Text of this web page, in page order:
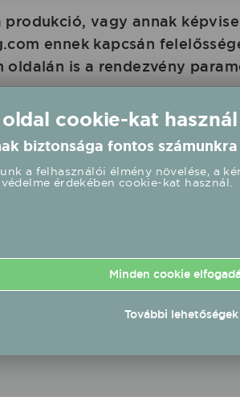
produkció, vagy annak
ennek kapcsán
is a rendezvény
UTC+2
oldal cookie-kat használ
biztonsága fontos számunkra
a felhasználói élmény növelése, a
érdekében cookie-kat használ.
Minden cookie
További lehetőségek